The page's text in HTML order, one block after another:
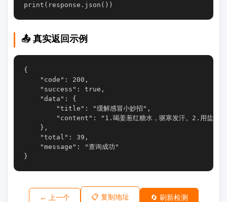
📤 真实返回示例
{
    "code": 200,
    "success": true,
    "data": {
        "title": "缓解感冒小妙招",
"content": "1.喝姜葱红糖水，驱寒发汗。2.用盐水漱
    },
    "total": 39,
    "message": "查询成功"
}
← 上一个 📋 复制地址 🔄 刷新检测